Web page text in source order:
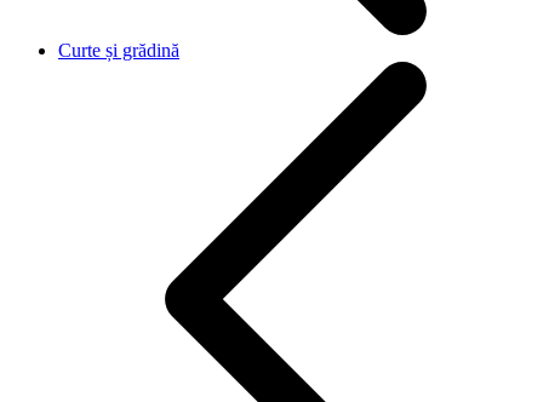
Curte și grădină